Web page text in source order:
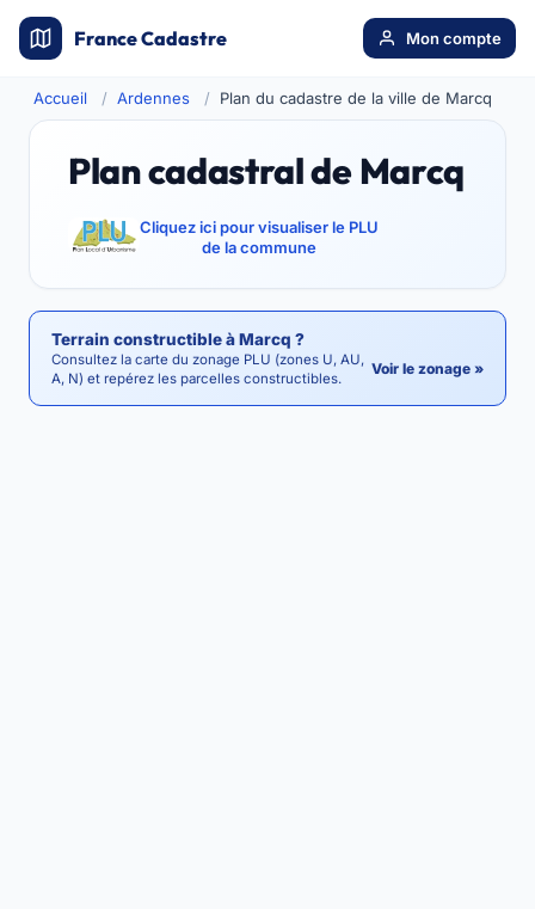
France Cadastre Mon compte
Accueil Ardennes Plan du cadastre de la ville de Marcq
Plan cadastral de Marcq
Cliquez ici pour visualiser le PLU
de la commune
Terrain constructible à Marcq ?
Consultez la carte du zonage PLU (zones U, AU,
A, N) et repérez les parcelles constructibles.
Voir le zonage »